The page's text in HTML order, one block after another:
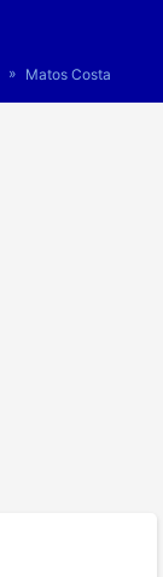
» Matos Costa